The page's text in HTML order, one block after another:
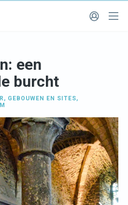
een
burcht
, GEBOUWEN EN SITES,